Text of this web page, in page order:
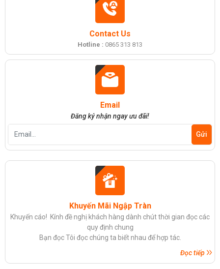
Contact Us
Hotline : 0865 313 813
Email
Đăng ký nhận ngay ưu đãi!
Khuyến Mãi Ngập Tràn
Khuyến cáo! Kính đề nghị khách hàng dành chút thời gian đọc các
quy định chung
Bạn đọc Tôi đọc chúng ta biết nhau để hợp tác.
Đọc tiếp